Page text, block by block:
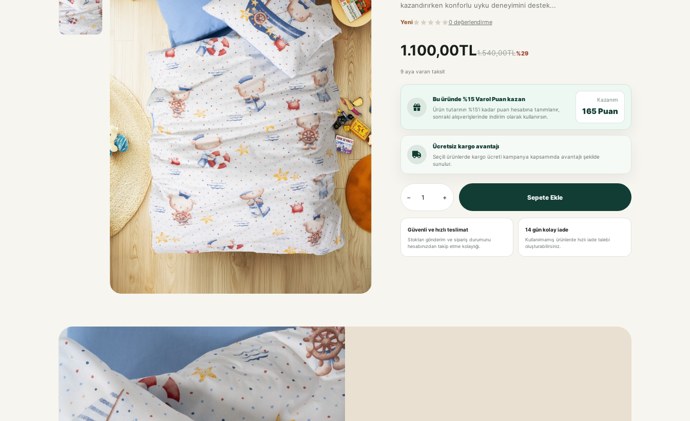
kazandırırken konforlu uyku deneyimini destek...
Yeni 0 değerlendirme
1.100,00TL1.540,00TL%29
9 aya varan taksit
Bu üründe %15 Varol Puan kazan
Ürün tutarının %15'i kadar puan hesabına tanımlanır,
sonraki alışverişlerinde indirim olarak kullanırsın.
Kazanım
165 Puan
Ücretsiz kargo avantajı
Seçili ürünlerde kargo ücreti kampanya kapsamında avantajlı şekilde
sunulur.
− + Sepete Ekle
Güvenli ve hızlı teslimat
Stoktan gönderim ve sipariş durumunu
hesabınızdan takip etme kolaylığı.
14 gün kolay iade
Kullanılmamış ürünlerde hızlı iade talebi
oluşturabilirsiniz.